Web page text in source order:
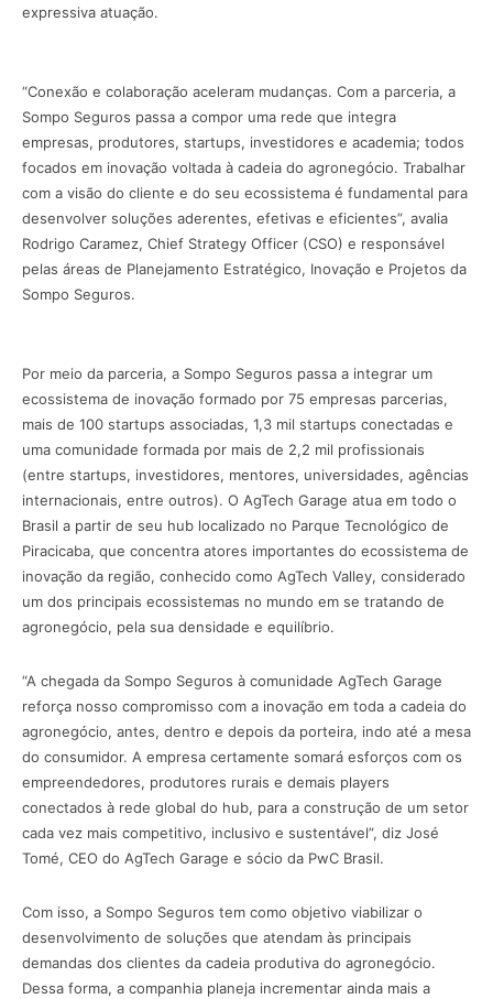
expressiva atuação.
“Conexão e colaboração aceleram mudanças. Com a parceria, a
Sompo Seguros passa a compor uma rede que integra
empresas, produtores, startups, investidores e academia; todos
focados em inovação voltada à cadeia do agronegócio. Trabalhar
com a visão do cliente e do seu ecossistema é fundamental para
desenvolver soluções aderentes, efetivas e eficientes”, avalia
Rodrigo Caramez, Chief Strategy Officer (CSO) e responsável
pelas áreas de Planejamento Estratégico, Inovação e Projetos da
Sompo Seguros.
Por meio da parceria, a Sompo Seguros passa a integrar um
ecossistema de inovação formado por 75 empresas parcerias,
mais de 100 startups associadas, 1,3 mil startups conectadas e
uma comunidade formada por mais de 2,2 mil profissionais
(entre startups, investidores, mentores, universidades, agências
internacionais, entre outros). O AgTech Garage atua em todo o
Brasil a partir de seu hub localizado no Parque Tecnológico de
Piracicaba, que concentra atores importantes do ecossistema de
inovação da região, conhecido como AgTech Valley, considerado
um dos principais ecossistemas no mundo em se tratando de
agronegócio, pela sua densidade e equilíbrio.
“A chegada da Sompo Seguros à comunidade AgTech Garage
reforça nosso compromisso com a inovação em toda a cadeia do
agronegócio, antes, dentro e depois da porteira, indo até a mesa
do consumidor. A empresa certamente somará esforços com os
empreendedores, produtores rurais e demais players
conectados à rede global do hub, para a construção de um setor
cada vez mais competitivo, inclusivo e sustentável”, diz José
Tomé, CEO do AgTech Garage e sócio da PwC Brasil.
Com isso, a Sompo Seguros tem como objetivo viabilizar o
desenvolvimento de soluções que atendam às principais
demandas dos clientes da cadeia produtiva do agronegócio.
Dessa forma, a companhia planeja incrementar ainda mais a